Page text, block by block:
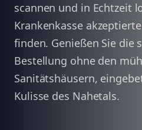
scannen und in Echtzeit
Krankenkasse
finden. Genießen Sie die
Bestellung ohne den
Sanitätshäusern,
Kulisse des Nahetals.